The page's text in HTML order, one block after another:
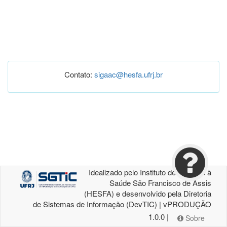
Contato: sigaac@hesfa.ufrj.br
Idealizado pelo Instituto de Atenção à
Saúde São Francisco de Assis
(HESFA) e desenvolvido pela Diretoria
de Sistemas de Informação (DevTIC) | vPRODUÇÃO
1.0.0 |
Sobre